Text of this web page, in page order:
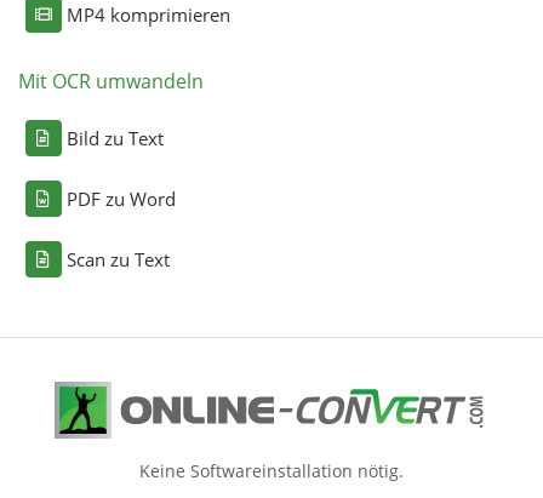
MP4 komprimieren
Mit OCR umwandeln
Bild zu Text
PDF zu Word
Scan zu Text
Keine Softwareinstallation nötig.